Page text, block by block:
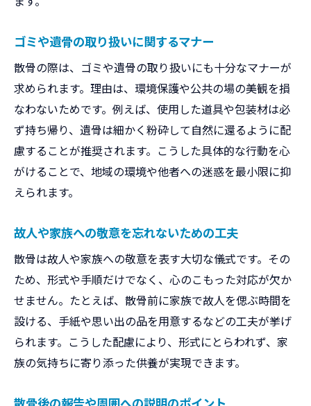
ゴミや遺骨の取り扱いに関するマナー
散骨の際は、ゴミや遺骨の取り扱いにも十分なマナーが
求められます。理由は、環境保護や公共の場の美観を損
なわないためです。例えば、使用した道具や包装材は必
ず持ち帰り、遺骨は細かく粉砕して自然に還るように配
慮することが推奨されます。こうした具体的な行動を心
がけることで、地域の環境や他者への迷惑を最小限に抑
えられます。
故人や家族への敬意を忘れないための工夫
散骨は故人や家族への敬意を表す大切な儀式です。その
ため、形式や手順だけでなく、心のこもった対応が欠か
せません。たとえば、散骨前に家族で故人を偲ぶ時間を
設ける、手紙や思い出の品を用意するなどの工夫が挙げ
られます。こうした配慮により、形式にとらわれず、家
族の気持ちに寄り添った供養が実現できます。
散骨後の報告や周囲への説明のポイント